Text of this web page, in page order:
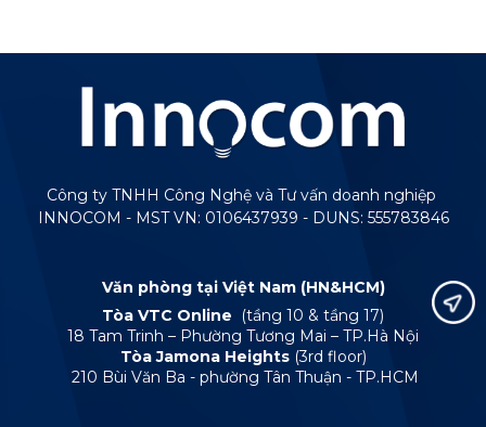
Công ty TNHH Công Nghệ và Tư vấn doanh nghiệp
INNOCOM - MST VN: 0106437939 - DUNS: 555783846
Văn phòng tại Việt Nam (HN&HCM)
Tòa VTC Online
(tầng 10 & tầng 17)
18 Tam Trinh – Phường Tương Mai – TP.Hà Nội
Tòa Jamona Heights (3rd floor)
210 Bùi Văn Ba - phường Tân Thuận - TP.HCM